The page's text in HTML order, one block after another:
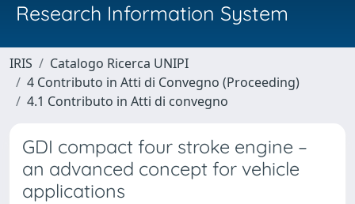
Research Information System
IRIS
Catalogo Ricerca UNIPI
4 Contributo in Atti di Convegno (Proceeding)
4.1 Contributo in Atti di convegno
GDI compact four stroke engine –
an advanced concept for vehicle
applications